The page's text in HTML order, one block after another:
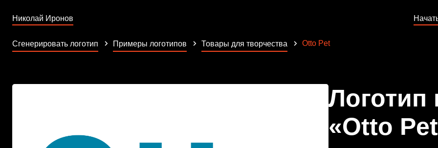
Николай Иронов
Сгенерировать логотип Примеры логотипов Товары для творчества Otto Pet
Логотип
«Otto